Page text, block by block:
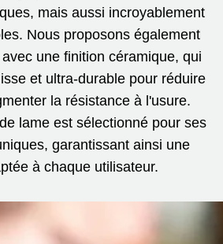
mais aussi incroyablement
Nous proposons également
une finition céramique, qui
et ultra-durable pour réduire
la résistance à l'usure.
lame est sélectionné pour ses
garantissant ainsi une
à chaque utilisateur.